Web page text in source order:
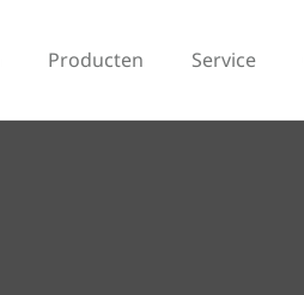
Producten Service